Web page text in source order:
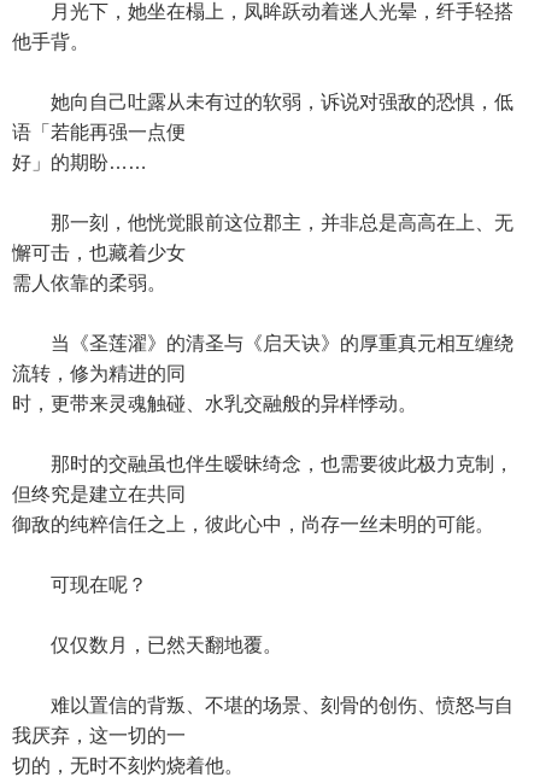
月光下，她坐在榻上，凤眸跃动着迷人光晕，纤手轻搭
他手背。
她向自己吐露从未有过的软弱，诉说对强敌的恐惧，低
语「若能再强一点便
好」的期盼……
那一刻，他恍觉眼前这位郡主，并非总是高高在上、无
懈可击，也藏着少女
需人依靠的柔弱。
当《圣莲濯》的清圣与《启天诀》的厚重真元相互缠绕
流转，修为精进的同
时，更带来灵魂触碰、水乳交融般的异样悸动。
那时的交融虽也伴生暧昧绮念，也需要彼此极力克制，
但终究是建立在共同
御敌的纯粹信任之上，彼此心中，尚存一丝未明的可能。
可现在呢？
仅仅数月，已然天翻地覆。
难以置信的背叛、不堪的场景、刻骨的创伤、愤怒与自
我厌弃，这一切的一
切的，无时不刻灼烧着他。